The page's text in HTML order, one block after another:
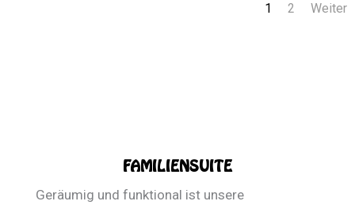
1 2 Weiter
FAMILIENSUITE
Geräumig und funktional ist unsere